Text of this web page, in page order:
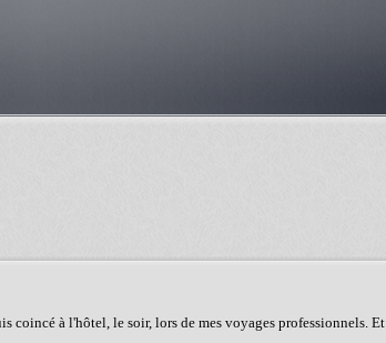
coincé à l'hôtel, le soir, lors de mes voyages professionnels. Et